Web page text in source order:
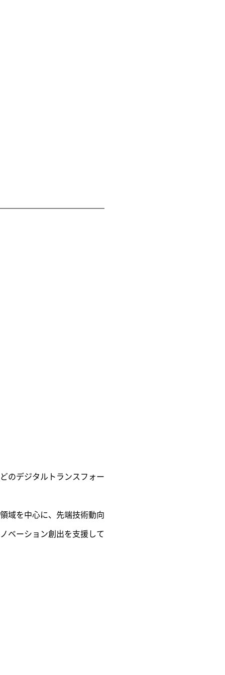
のデジタルトランスフォー
域を中心に、先端技術動向
ベーション創出を支援して